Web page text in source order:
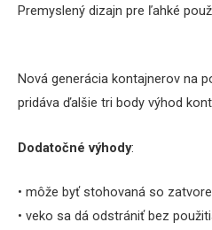
Premyslený dizajn pre ľahké
Nová generácia kontajnerov na
pridáva ďalšie tri body výhod
Dodatočné výhody:
• môže byť stohovaná so
• veko sa dá odstrániť bez